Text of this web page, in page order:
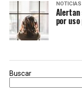
NOTICIAS
Alertan
por
Buscar